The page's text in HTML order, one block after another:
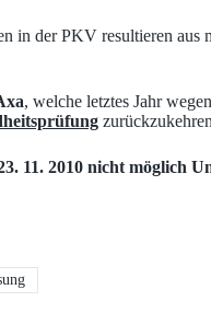
in der PKV resultieren aus
, welche letztes Jahr
11. 2010 nicht möglich